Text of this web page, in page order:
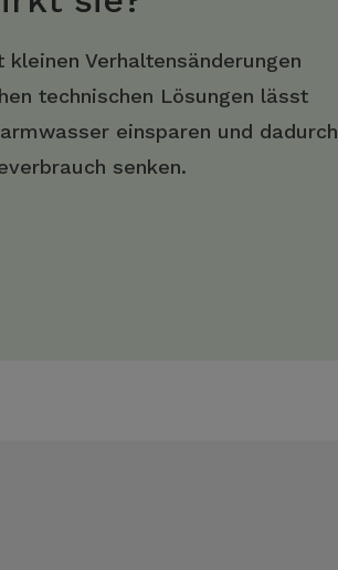
Verhaltensänderungen
technischen Lösungen lässt
einsparen und dadurch
senken.